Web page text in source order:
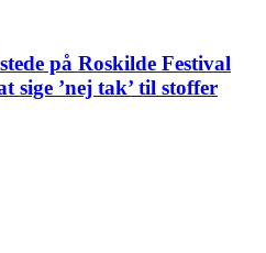
på Roskilde Festival
sige ’nej tak’ til stoffer